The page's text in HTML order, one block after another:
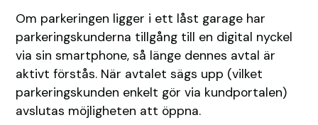
Om parkeringen ligger i ett låst garage har
parkeringskunderna tillgång till en digital nyckel
via sin smartphone, så länge dennes avtal är
aktivt förstås. När avtalet sägs upp (vilket
parkeringskunden enkelt gör via kundportalen)
avslutas möjligheten att öppna.